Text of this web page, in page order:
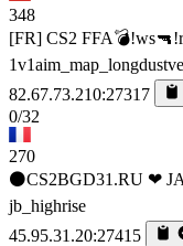
348
[FR] CS2
82.67.73.210:27317
0/32
270
⚫CS2BGD31.RU ❤
jb_highrise
45.95.31.20:27415